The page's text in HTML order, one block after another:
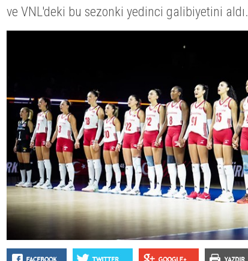
ve VNL'deki bu sezonki yedinci galibiyetini aldı.